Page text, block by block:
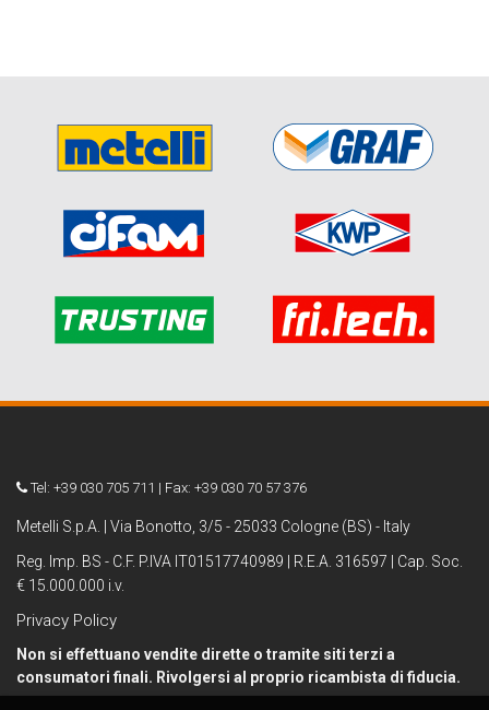
Tel: +39 030 705 711 | Fax: +39 030 70 57 376
Metelli S.p.A. | Via Bonotto, 3/5 - 25033 Cologne (BS) - Italy
Reg. Imp. BS - C.F. P.IVA IT01517740989 | R.E.A. 316597 | Cap. Soc.
€ 15.000.000 i.v.
Privacy Policy
Non si effettuano vendite dirette o tramite siti terzi a
consumatori finali. Rivolgersi al proprio ricambista di fiducia.